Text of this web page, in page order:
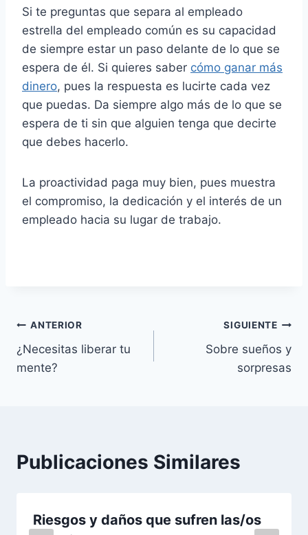
Si te preguntas que separa al empleado
estrella del empleado común es su capacidad
de siempre estar un paso delante de lo que se
espera de él. Si quieres saber cómo ganar más
dinero, pues la respuesta es lucirte cada vez
que puedas. Da siempre algo más de lo que se
espera de ti sin que alguien tenga que decirte
que debes hacerlo.
La proactividad paga muy bien, pues muestra
el compromiso, la dedicación y el interés de un
empleado hacia su lugar de trabajo.
Navegación
de
ANTERIOR
¿Necesitas liberar tu
mente?
SIGUIENTE
Sobre sueños y
sorpresas
Publicaciones Similares
Riesgos y daños que sufren las/os